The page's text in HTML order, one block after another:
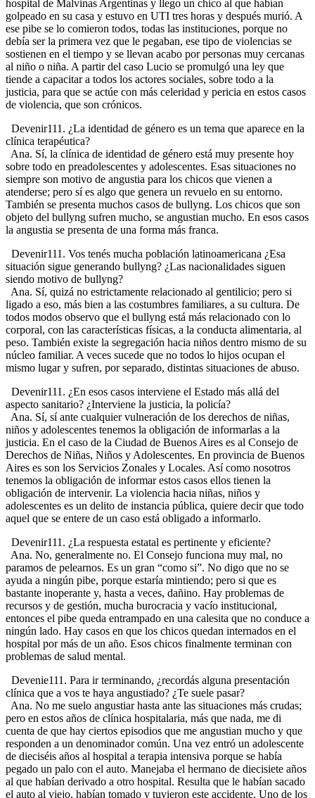
hospital de Malvinas Argentinas y llego un chico al que habían
golpeado en su casa y estuvo en UTI tres horas y después murió. A
ese pibe se lo comieron todos, todas las instituciones, porque no
debía ser la primera vez que le pegaban, ese tipo de violencias se
sostienen en el tiempo y se llevan acabo por personas muy cercanas
al niño o niña. A partir del caso Lucio se promulgó una ley que
tiende a capacitar a todos los actores sociales, sobre todo a la
justicia, para que se actúe con más celeridad y pericia en estos casos
de violencia, que son crónicos.
Devenir111. ¿La identidad de género es un tema que aparece en la
clínica terapéutica?
Ana. Sí, la clínica de identidad de género está muy presente hoy
sobre todo en preadolescentes y adolescentes. Esas situaciones no
siempre son motivo de angustia para los chicos que vienen a
atenderse; pero sí es algo que genera un revuelo en su entorno.
También se presenta muchos casos de bullyng. Los chicos que son
objeto del bullyng sufren mucho, se angustian mucho. En esos casos
la angustia se presenta de una forma más franca.
Devenir111. Vos tenés mucha población latinoamericana ¿Esa
situación sigue generando bullyng? ¿Las nacionalidades siguen
siendo motivo de bullyng?
Ana. Sí, quizá no estrictamente relacionado al gentilicio; pero si
ligado a eso, más bien a las costumbres familiares, a su cultura. De
todos modos observo que el bullyng está más relacionado con lo
corporal, con las características físicas, a la conducta alimentaria, al
peso. También existe la segregación hacia niños dentro mismo de su
núcleo familiar. A veces sucede que no todos lo hijos ocupan el
mismo lugar y sufren, por separado, distintas situaciones de abuso.
Devenir111. ¿En esos casos interviene el Estado más allá del
aspecto sanitario? ¿Interviene la justicia, la policía?
Ana. Sí, sí ante cualquier vulneración de los derechos de niñas,
niños y adolescentes tenemos la obligación de informarlas a la
justicia. En el caso de la Ciudad de Buenos Aires es al Consejo de
Derechos de Niñas, Niños y Adolescentes. En provincia de Buenos
Aires es son los Servicios Zonales y Locales. Así como nosotros
tenemos la obligación de informar estos casos ellos tienen la
obligación de intervenir. La violencia hacia niñas, niños y
adolescentes es un delito de instancia pública, quiere decir que todo
aquel que se entere de un caso está obligado a informarlo.
Devenir111. ¿La respuesta estatal es pertinente y eficiente?
Ana. No, generalmente no. El Consejo funciona muy mal, no
paramos de pelearnos. Es un gran “como si”. No digo que no se
ayuda a ningún pibe, porque estaría mintiendo; pero si que es
bastante inoperante y, hasta a veces, dañino. Hay problemas de
recursos y de gestión, mucha burocracia y vacío institucional,
entonces el pibe queda entrampado en una calesita que no conduce a
ningún lado. Hay casos en que los chicos quedan internados en el
hospital por más de un año. Esos chicos finalmente terminan con
problemas de salud mental.
Devenie111. Para ir terminando, ¿recordás alguna presentación
clínica que a vos te haya angustiado? ¿Te suele pasar?
Ana. No me suelo angustiar hasta ante las situaciones más crudas;
pero en estos años de clínica hospitalaria, más que nada, me di
cuenta de que hay ciertos episodios que me angustian mucho y que
responden a un denominador común. Una vez entró un adolescente
de dieciséis años al hospital a terapia intensiva porque se había
pegado un palo con el auto. Manejaba el hermano de diecisiete años
al que habían derivado a otro hospital. Resulta que le habían sacado
el auto al viejo, habían tomado y tuvieron este accidente. Uno de los